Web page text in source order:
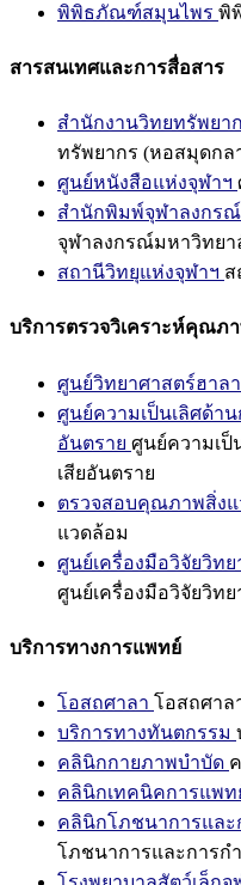
พิพิธภัณฑ์สมุนไพร พิ
สารสนเทศและการสื่อสาร
สำนักงานวิทยทรัพยา
ทรัพยากร (หอสมุดกล
ศูนย์หนังสือแห่งจุฬาฯ
สำนักพิมพ์จุฬาลงกร
จุฬาลงกรณ์มหาวิทยา
สถานีวิทยุแห่งจุฬาฯ ส
บริการตรวจวิเคราะห์คุณภ
ศูนย์วิทยาศาสตร์ฮาล
ศูนย์ความเป็นเลิศด้า
อันตราย ศูนย์ความเป็
เสียอันตราย
ตรวจสอบคุณภาพสิ่งแ
แวดล้อม
ศูนย์เครื่องมือวิจัยวิทย
ศูนย์เครื่องมือวิจัยวิทย
บริการทางการแพทย์
โอสถศาลา โอสถศาล
บริการทางทันตกรรม
คลินิกกายภาพบำบัด
คลินิกเทคนิคการแพท
คลินิกโภชนาการและ
โภชนาการและการก